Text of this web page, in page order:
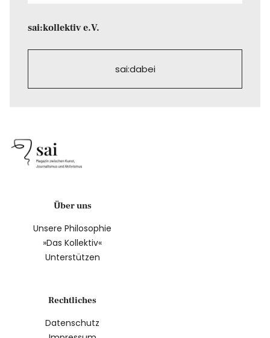
sai:kollektiv e.V.
sai:dabei
Über uns
Unsere Philosophie
»Das Kollektiv«
Unterstützen
Rechtliches
Datenschutz